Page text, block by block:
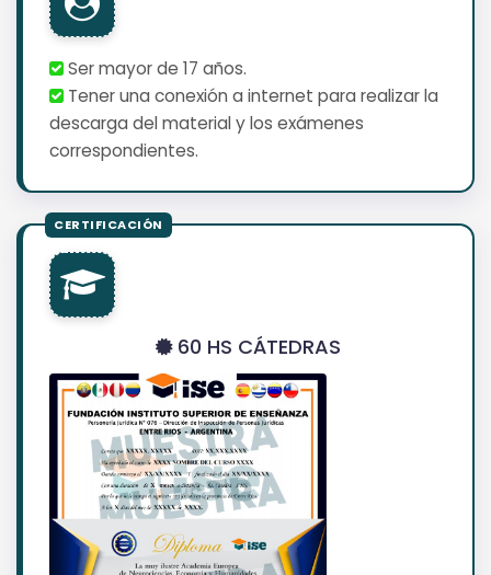
Ser mayor de 17 años.
Tener una conexión a internet para realizar la
descarga del material y los exámenes
correspondientes.
60 HS CÁTEDRAS